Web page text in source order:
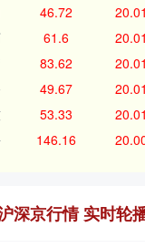
46.72
61.6
83.62
49.67
53.33
146.16
深京行情 实时轮